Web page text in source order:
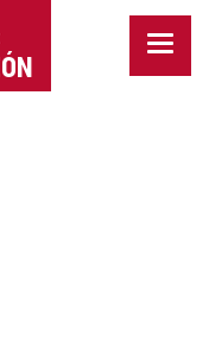
Menu